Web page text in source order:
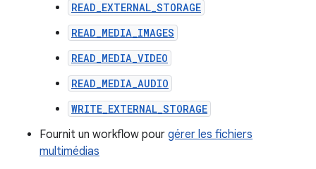
READ_EXTERNAL_STORAGE
READ_MEDIA_IMAGES
READ_MEDIA_VIDEO
READ_MEDIA_AUDIO
WRITE_EXTERNAL_STORAGE
Fournit un workflow pour gérer les fichiers
multimédias